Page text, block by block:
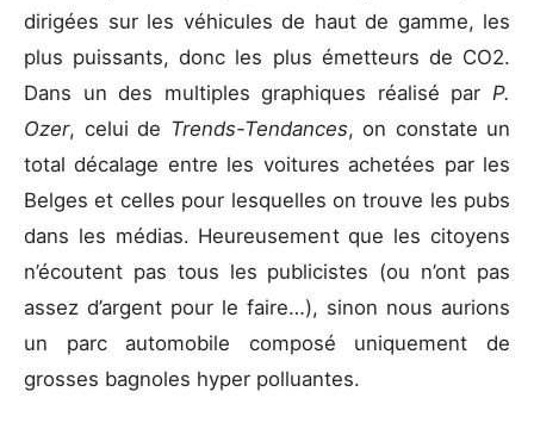
dirigées sur les véhicules de haut de gamme, les
plus puissants, donc les plus émetteurs de CO2.
Dans un des multiples graphiques réalisé par P.
Ozer, celui de Trends-Tendances, on constate un
total décalage entre les voitures achetées par les
Belges et celles pour lesquelles on trouve les pubs
dans les médias. Heureusement que les citoyens
n’écoutent pas tous les publicistes (ou n’ont pas
assez d’argent pour le faire…), sinon nous aurions
un parc automobile composé uniquement de
grosses bagnoles hyper polluantes.